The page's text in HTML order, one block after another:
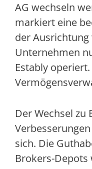
AG wechseln
markiert eine
der Ausrichtung
Unternehmen
Estably
Der Wechsel zu
sich. Die
Brokers-